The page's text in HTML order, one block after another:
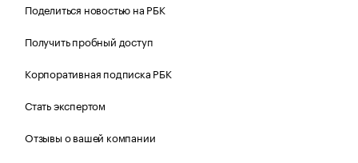
Поделиться новостью на РБК
Получить пробный доступ
Корпоративная подписка РБК
Стать экспертом
Отзывы о вашей компании